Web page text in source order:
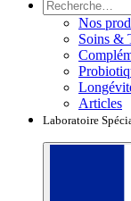
Nos
Soins &
Articles
Laboratoire